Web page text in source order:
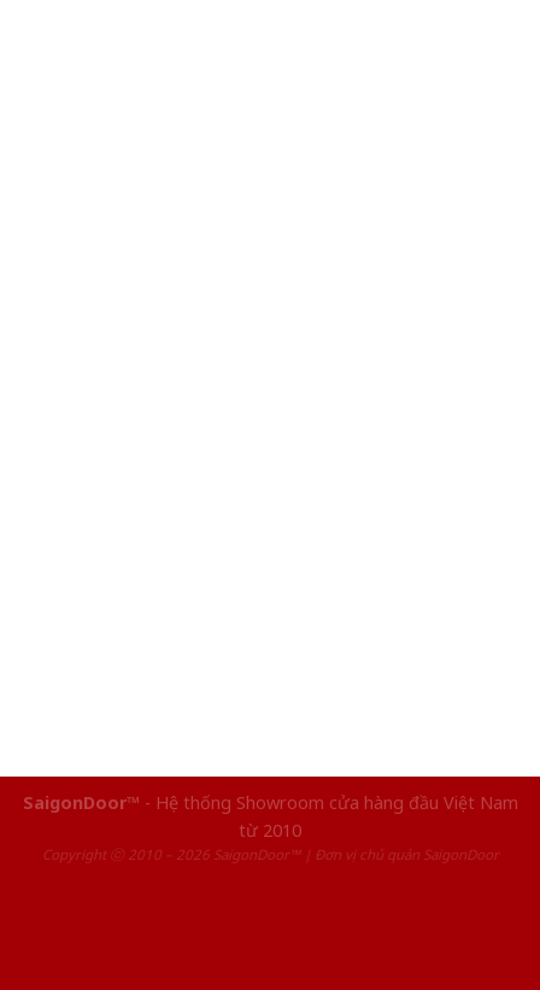
SaigonDoor™ - Hệ thống Showroom cửa hàng đầu Việt Nam
từ 2010
Copyright ⓒ 2010 – 2026 SaigonDoor™ | Đơn vị chủ quản SaigonDoor